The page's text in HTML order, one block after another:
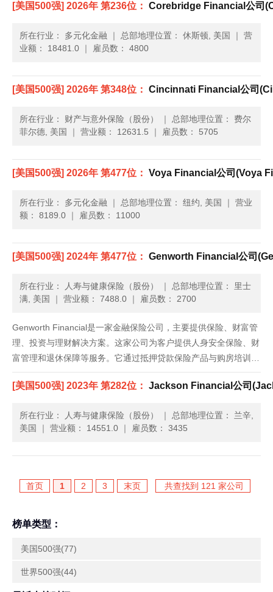
产品和服务。它还通过银行和经纪人网络的外部渠道，......
[美国500强] 2026年 第236位： Corebridge Financial公司
所在行业： 多元化金融 ｜ 总部地理位置： 休斯顿, 美国 ｜ 营
业额： 18481.0 ｜ 雇员数： 4800
[美国500强] 2026年 第348位： Cincinnati Financial公司
所在行业： 财产与意外保险（股份） ｜ 总部地理位置： 费尔
菲尔德, 美国
｜ 营业额： 12631.5 ｜ 雇员数： 5705
[美国500强] 2026年 第477位： Voya Financial公司(Voya
所在行业： 多元化金融 ｜ 总部地理位置： 纽约, 美国 ｜ 营业
额： 8189.0 ｜ 雇员数： 11000
[美国500强] 2024年 第477位： Genworth Financial公司
所在行业： 人寿与健康保险（股份） ｜ 总部地理位置： 里士
满, 美国
｜ 营业额： 7488.0 ｜ 雇员数： 2700
Genworth Financial是一家金融保险公司，主要提供保险、财富管
理、投资与理财解决方案。这家公司为客户提供人身安全保险、财
富管理和退休保障等服务。它通过抵押贷款保险产品与购房培训和
辅助项目，在美国和国际市场提供购房服务；通过财富管理产品提
供财务规划服务和托管账户；通过人身安全保险产品在意......
[美国500强] 2023年 第282位： Jackson Financial公司
所在行业： 人寿与健康保险（股份） ｜ 总部地理位置： 兰辛,
美国
｜ 营业额： 14551.0 ｜ 雇员数： 3435
首页 1 2 3 末页 共查找到 121 家公司
榜单类型：
美国500强(77)
世界500强(44)